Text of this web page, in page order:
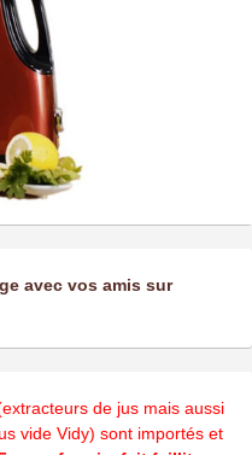
avec vos amis sur
de jus mais aussi
vide Vidy) sont importés et